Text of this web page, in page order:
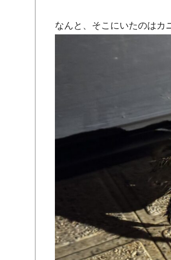
なんと、そこにいたのはカ